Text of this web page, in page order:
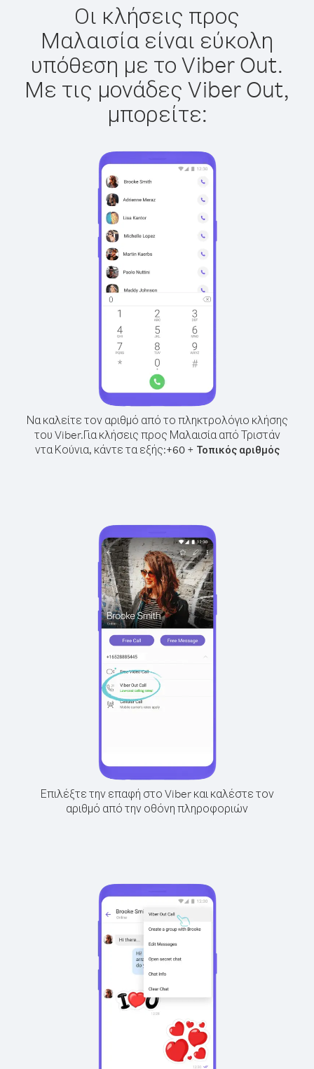
Οι κλήσεις προς
Μαλαισία είναι εύκολη
υπόθεση με το Viber Out.
Με τις μονάδες Viber Out,
μπορείτε:
Να καλείτε τον αριθμό από το πληκτρολόγιο κλήσης
του Viber.Για κλήσεις προς Μαλαισία από Τριστάν
ντα Κούνια, κάντε τα εξής:+60+ Τοπικός αριθμός
Επιλέξτε την επαφή στο Viber και καλέστε τον
αριθμό από την οθόνη πληροφοριών